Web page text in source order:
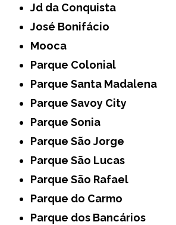
Jd da Conquista
José Bonifácio
Mooca
Parque Colonial
Parque Santa Madalena
Parque Savoy City
Parque Sonia
Parque São Jorge
Parque São Lucas
Parque São Rafael
Parque do Carmo
Parque dos Bancários